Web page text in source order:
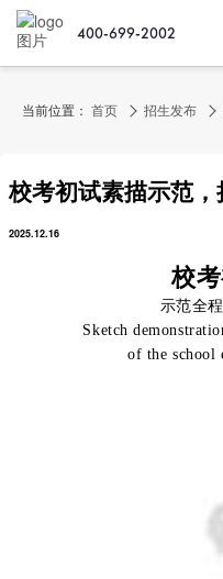
400-699-2002
当前位置： 首页 招生发布
校考初试素描示范，
2025.12.16
校
示范全
Sketch
of the school